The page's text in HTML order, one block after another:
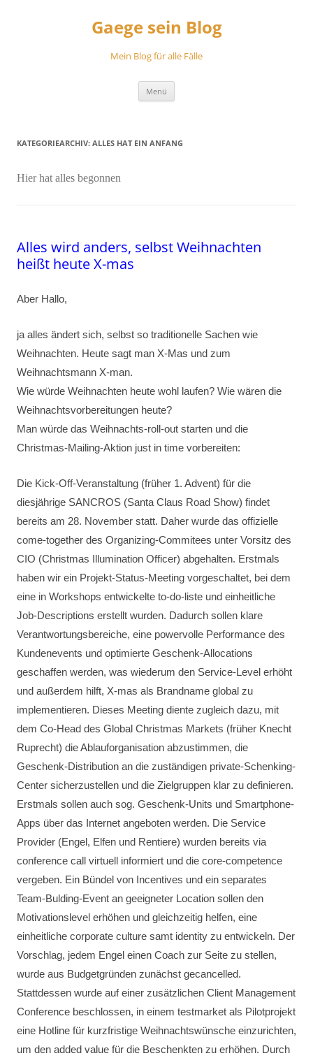
Gaege sein Blog
Mein Blog für alle Fälle
Menü
KATEGORIEARCHIV: ALLES HAT EIN ANFANG
Hier hat alles begonnen
Alles wird anders, selbst Weihnachten
heißt heute X-mas
Aber Hallo,
ja alles ändert sich, selbst so traditionelle Sachen wie
Weihnachten. Heute sagt man X-Mas und zum
Weihnachtsmann X-man.
Wie würde Weihnachten heute wohl laufen? Wie wären die
Weihnachtsvorbereitungen heute?
Man würde das Weihnachts-roll-out starten und die
Christmas-Mailing-Aktion just in time vorbereiten:
Die Kick-Off-Veranstaltung (früher 1. Advent) für die
diesjährige SANCROS (Santa Claus Road Show) findet
bereits am 28. November statt. Daher wurde das offizielle
come-together des Organizing-Commitees unter Vorsitz des
CIO (Christmas Illumination Officer) abgehalten. Erstmals
haben wir ein Projekt-Status-Meeting vorgeschaltet, bei dem
eine in Workshops entwickelte to-do-liste und einheitliche
Job-Descriptions erstellt wurden. Dadurch sollen klare
Verantwortungsbereiche, eine powervolle Performance des
Kundenevents und optimierte Geschenk-Allocations
geschaffen werden, was wiederum den Service-Level erhöht
und außerdem hilft, X-mas als Brandname global zu
implementieren. Dieses Meeting diente zugleich dazu, mit
dem Co-Head des Global Christmas Markets (früher Knecht
Ruprecht) die Ablauforganisation abzustimmen, die
Geschenk-Distribution an die zuständigen private-Schenking-
Center sicherzustellen und die Zielgruppen klar zu definieren.
Erstmals sollen auch sog. Geschenk-Units und Smartphone-
Apps über das Internet angeboten werden. Die Service
Provider (Engel, Elfen und Rentiere) wurden bereits via
conference call virtuell informiert und die core-competence
vergeben. Ein Bündel von Incentives und ein separates
Team-Bulding-Event an geeigneter Location sollen den
Motivationslevel erhöhen und gleichzeitig helfen, eine
einheitliche corporate culture samt identity zu entwickeln. Der
Vorschlag, jedem Engel einen Coach zur Seite zu stellen,
wurde aus Budgetgründen zunächst gecancelled.
Stattdessen wurde auf einer zusätzlichen Client Management
Conference beschlossen, in einem testmarket als Pilotprojekt
eine Hotline für kurzfristige Weihnachtswünsche einzurichten,
um den added value für die Beschenkten zu erhöhen. Durch